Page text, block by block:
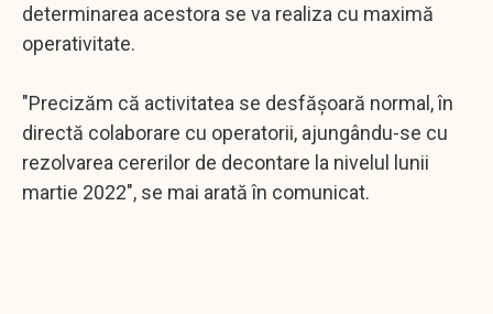
determinarea acestora se va realiza cu maximă
operativitate.
"Precizăm că activitatea se desfăşoară normal, în
directă colaborare cu operatorii, ajungându-se cu
rezolvarea cererilor de decontare la nivelul lunii
martie 2022", se mai arată în comunicat.